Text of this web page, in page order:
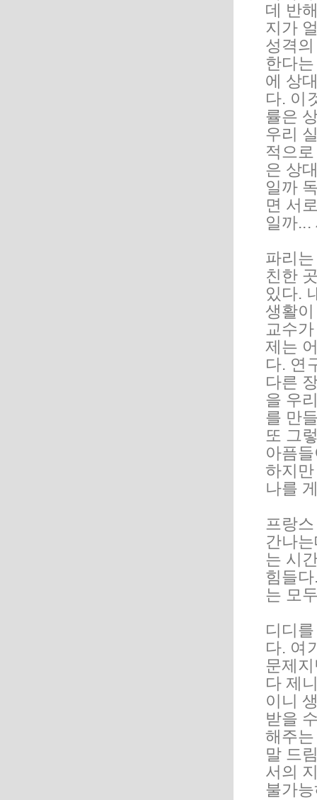
데 반
지가
성격
한다
에 상
다. 이
률은
우리
적으
은 상
일까
면 서
일까...
파리
친한
있다.
생활
교수
제는
다. 연
다른
을 우
를 만
또 그
아픔
하지
나를
프랑
간나
는 시
힘들
는 모
디디
다. 여
문제
다 제
이니
받을
해주
말 드
서의
불가